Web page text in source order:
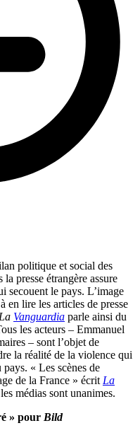
politique et social des
presse étrangère assure
secouent le pays. L’image
en lire les articles de presse
La Vanguardia parle ainsi du
les acteurs – Emmanuel
– sont l’objet de
la réalité de la violence qui
« Les scènes de
de la France » écrit La
médias sont unanimes.
» pour Bild